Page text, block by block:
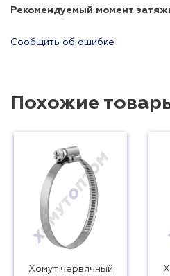
Рекомендуемый момент
Сообщить об ошибке
Похожие
Хомут червячный